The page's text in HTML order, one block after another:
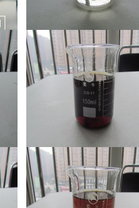
三乙丙醇胺
矿渣助磨剂